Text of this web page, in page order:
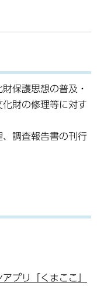
保護思想の普及・
財の修理等に対す
、調査報告書の刊行
プリ「くまここ」